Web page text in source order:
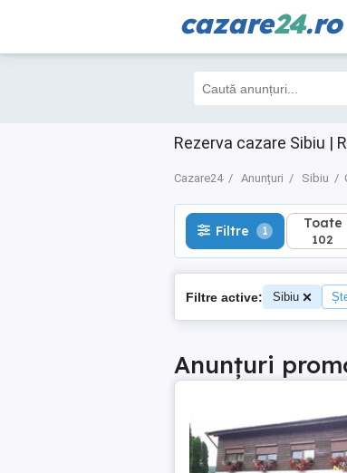
cazare24.ro
Rezerva cazare Sibiu |
Cazare24 Anunțuri Sibiu
Filtre 1 Toate
102
Filtre 1 Toate
102
Filtre active: Sibiu
Anunțuri